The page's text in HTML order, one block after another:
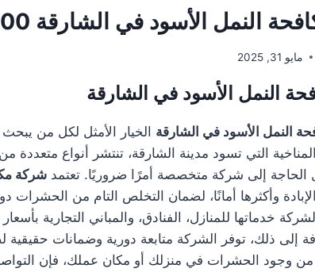
النمل الأسود في الشارقة 0501949300
مايو 31, 2025
النمل الأسود في الشارقة
النمل الأسود في الشارقة الخيار الأمثل لكل من
التي تسود مدينة الشارقة، تنتشر أنواع متعددة
الحاجة إلى شركة متخصصة أمرًا ضروريًا. تعتمدشركة
وأكثرها أمانًا، لضمان التخلص التام من الحشرات
الشركة خدماتها للمنازل، الفنادق، والمباني
إلى ذلك، توفر الشركة متابعة دورية وضمانات
من وجود الحشرات في منزلك أو مكان عملك، فإن